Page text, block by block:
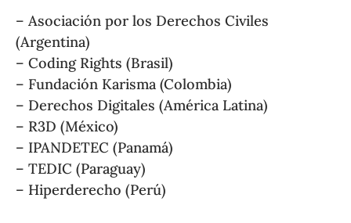
– Asociación por los Derechos Civiles
(Argentina)
– Coding Rights (Brasil)
– Fundación Karisma (Colombia)
– Derechos Digitales (América Latina)
– R3D (México)
– IPANDETEC (Panamá)
– TEDIC (Paraguay)
– Hiperderecho (Perú)